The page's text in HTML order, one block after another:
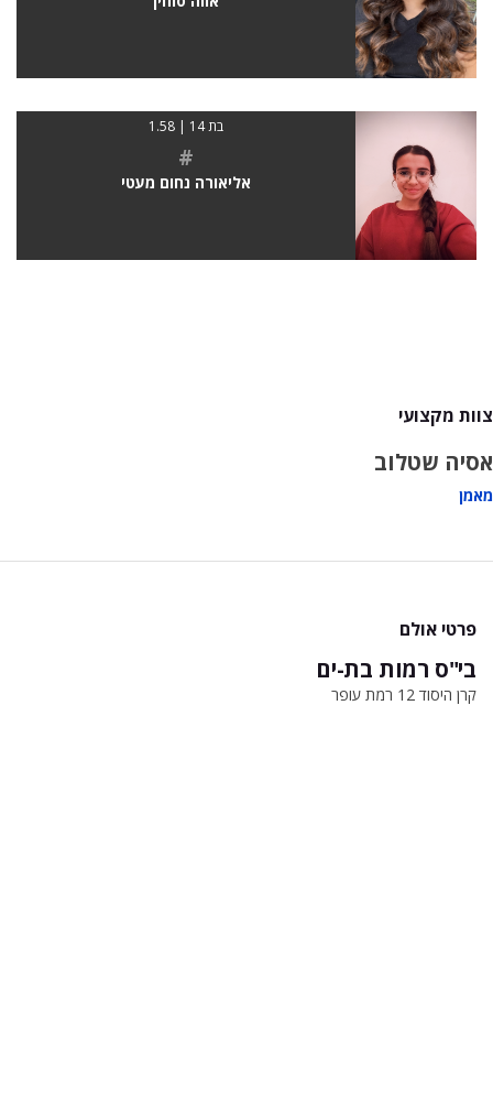
בת 14 | 1.58
#
אליאורה נחום מעטי
צוות מקצועי
אסיה שטלוב
מאמן
פרטי אולם
בי"ס רמות בת-ים
קרן היסוד 12 רמת עופר